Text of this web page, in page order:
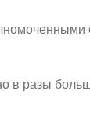
в разы